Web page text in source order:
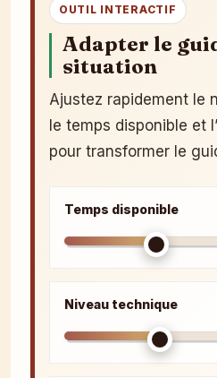
OUTIL INTERACTIF
Adapter le
situation
Ajustez rapidement le
le temps disponible et
pour transformer le
Temps disponible
Niveau technique